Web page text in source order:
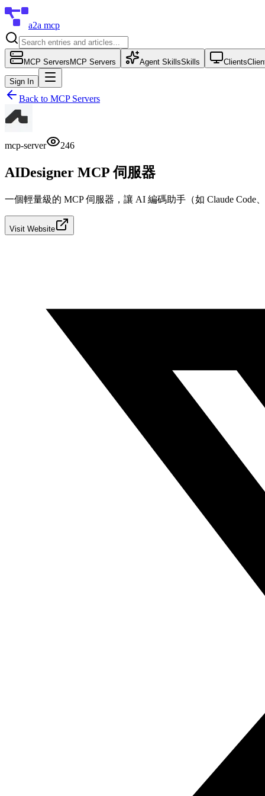
a2a mcp
MCP Servers MCP Servers Agent SkillsSkills Clients
Sign In
Back to MCP Servers
mcp-server 246
AIDesigner MCP 伺服器
一個輕量級的 MCP 伺服器，讓 AI 編碼助手（如 Claude Code
Visit Website